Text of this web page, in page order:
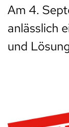
Am 4.
anlässlich
und